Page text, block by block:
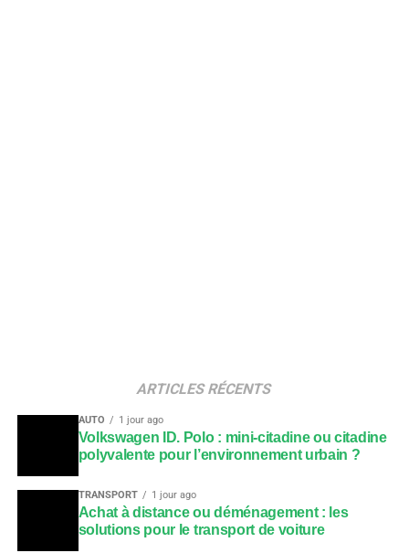
ARTICLES RÉCENTS
AUTO 1 jour ago
Volkswagen ID. Polo : mini-citadine ou citadine
polyvalente pour l’environnement urbain ?
TRANSPORT 1 jour ago
Achat à distance ou déménagement : les
solutions pour le transport de voiture